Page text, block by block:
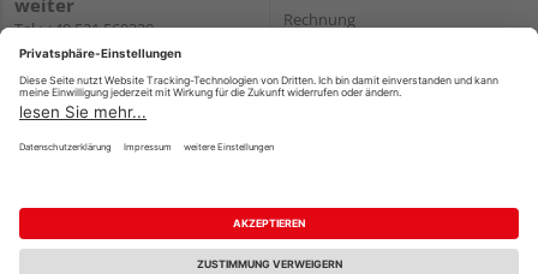
Tel.:+49 521 560320
E-Mail:shop@holzland-
brinkmann.de
Rechnung
Versand
Impressum AGB Widerruf
Datenschutz
Reservierungsbedingungen
Vertrag widerrufen